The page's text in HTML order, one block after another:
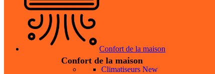
Confort de la maison
Confort de la maison
Climatiseurs New